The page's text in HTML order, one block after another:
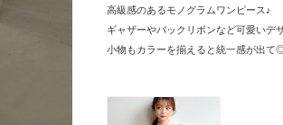
高級感のあるモノグラムワンピース♪
ギャザーやバックリボンなど可愛いデ
小物もカラーを揃えると統一感が出て